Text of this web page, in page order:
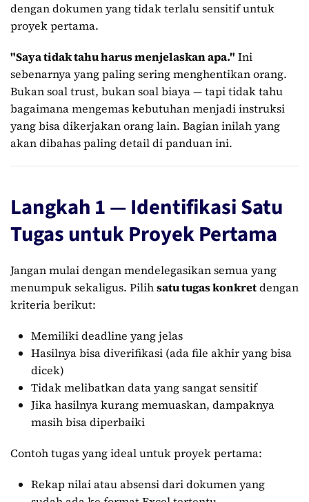
dengan dokumen yang tidak terlalu sensitif untuk
proyek pertama.
"Saya tidak tahu harus menjelaskan apa." Ini
sebenarnya yang paling sering menghentikan orang.
Bukan soal trust, bukan soal biaya — tapi tidak tahu
bagaimana mengemas kebutuhan menjadi instruksi
yang bisa dikerjakan orang lain. Bagian inilah yang
akan dibahas paling detail di panduan ini.
Langkah 1 — Identifikasi Satu
Tugas untuk Proyek Pertama
Jangan mulai dengan mendelegasikan semua yang
menumpuk sekaligus. Pilihsatu tugas konkretdengan
kriteria berikut:
Memiliki deadline yang jelas
Hasilnya bisa diverifikasi (ada file akhir yang bisa
dicek)
Tidak melibatkan data yang sangat sensitif
Jika hasilnya kurang memuaskan, dampaknya
masih bisa diperbaiki
Contoh tugas yang ideal untuk proyek pertama:
Rekap nilai atau absensi dari dokumen yang